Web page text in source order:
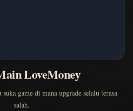
LoveMoney
game di mana upgrade selalu terasa
salah.